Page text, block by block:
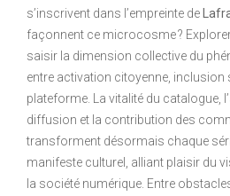
s’inscrivent dans l’empreinte de
façonnent ce microcosme ?
saisir la dimension collective du
entre activation citoyenne,
plateforme. La vitalité du catalogue,
diffusion et la contribution des
transforment désormais chaque
manifeste culturel, alliant plaisir du
la société numérique. Entre